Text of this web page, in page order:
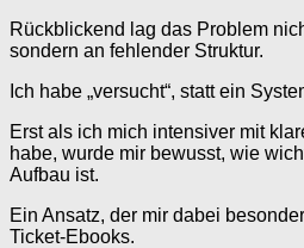
Rückblickend lag das Problem
sondern an fehlender Struktur.
Ich habe „versucht“, statt ein
Erst als ich mich intensiver mit
habe, wurde mir bewusst, wie
Aufbau ist.
Ein Ansatz, der mir dabei
Ticket-Ebooks.